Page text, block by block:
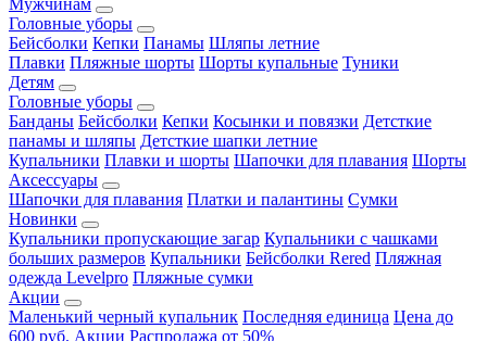
Мужчинам
Головные уборы
Бейсболки Кепки Панамы Шляпы летние
Плавки Пляжные шорты Шорты купальные Туники
Детям
Головные уборы
Банданы Бейсболки Кепки Косынки и повязки Детсткие
панамы и шляпы Детсткие шапки летние
Купальники Плавки и шорты Шапочки для плавания Шорты
Аксессуары
Шапочки для плавания Платки и палантины Сумки
Новинки
Купальники пропускающие загар Купальники с чашками
больших размеров Купальники Бейсболки Rered Пляжная
одежда Levelpro Пляжные сумки
Акции
Маленький черный купальник Последняя единица Цена до
600 руб. Акции Распродажа от 50%